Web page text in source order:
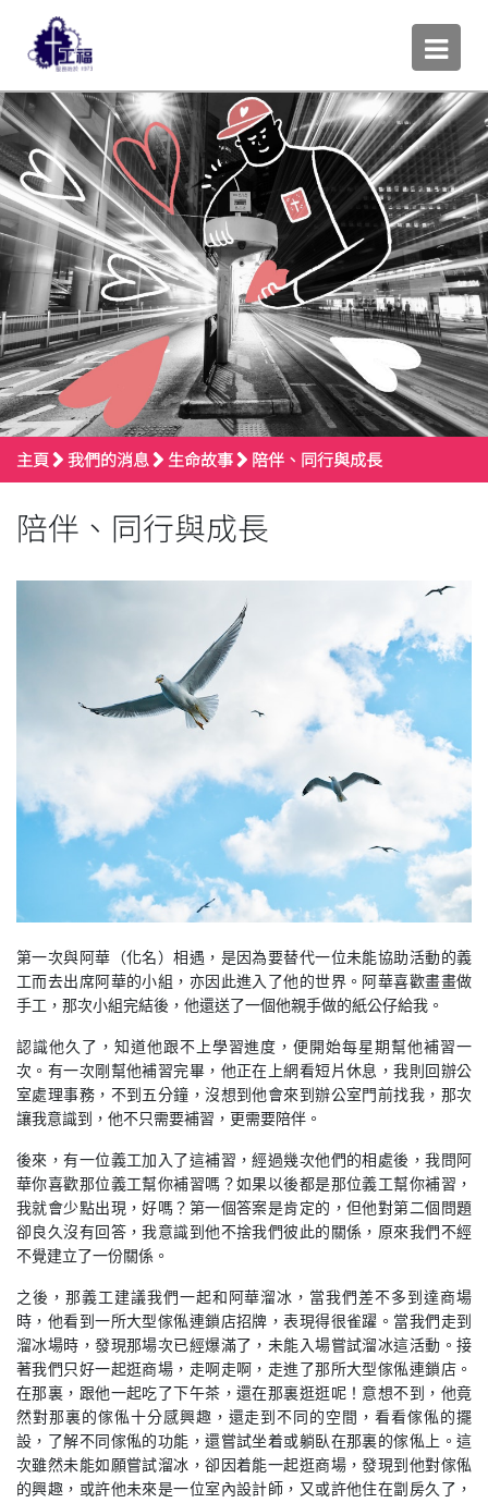
主頁 我們的消息 生命故事 陪伴、同行與成長
陪伴、同行與成長
第一次與阿華（化名）相遇，是因為要替代一位未能協助活動的義
工而去出席阿華的小組，亦因此進入了他的世界。阿華喜歡畫畫做
手工，那次小組完結後，他還送了一個他親手做的紙公仔給我。
認識他久了，知道他跟不上學習進度，便開始每星期幫他補習一
次。有一次剛幫他補習完畢，他正在上網看短片休息，我則回辦公
室處理事務，不到五分鐘，沒想到他會來到辦公室門前找我，那次
讓我意識到，他不只需要補習，更需要陪伴。
後來，有一位義工加入了這補習，經過幾次他們的相處後，我問阿
華你喜歡那位義工幫你補習嗎？如果以後都是那位義工幫你補習，
我就會少點出現，好嗎？第一個答案是肯定的，但他對第二個問題
卻良久沒有回答，我意識到他不捨我們彼此的關係，原來我們不經
不覺建立了一份關係。
之後，那義工建議我們一起和阿華溜冰，當我們差不多到達商場
時，他看到一所大型傢俬連鎖店招牌，表現得很雀躍。當我們走到
溜冰場時，發現那場次已經爆滿了，未能入場嘗試溜冰這活動。接
著我們只好一起逛商場，走啊走啊，走進了那所大型傢俬連鎖店。
在那裏，跟他一起吃了下午茶，還在那裏逛逛呢！意想不到，他竟
然對那裏的傢俬十分感興趣，還走到不同的空間，看看傢俬的擺
設，了解不同傢俬的功能，還嘗試坐着或躺臥在那裏的傢俬上。這
次雖然未能如願嘗試溜冰，卻因着能一起逛商場，發現到他對傢俬
的興趣，或許他未來是一位室內設計師，又或許他住在劏房久了，